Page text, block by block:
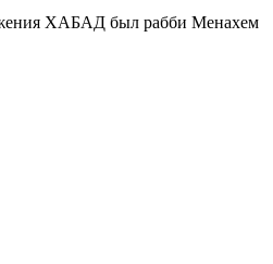
ХАБАД был рабби Менахем